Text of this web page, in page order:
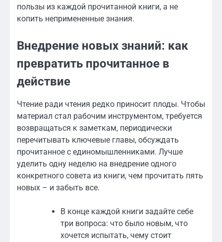
пользы из каждой прочитанной книги, а не
копить непримененные знания.
Внедрение новых знаний: как
превратить прочитанное в
действие
Чтение ради чтения редко приносит плоды. Чтобы
материал стал рабочим инструментом, требуется
возвращаться к заметкам, периодически
перечитывать ключевые главы, обсуждать
прочитанное с единомышленниками. Лучше
уделить одну неделю на внедрение одного
конкретного совета из книги, чем прочитать пять
новых – и забыть все.
В конце каждой книги задайте себе
три вопроса: что было новым, что
хочется испытать, чему стоит